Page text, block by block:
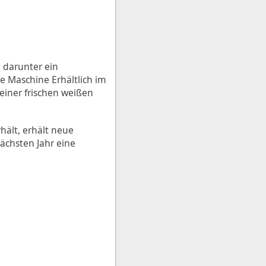
darunter ein
Maschine Erhältlich im
frischen weißen
erhält neue
Jahr eine